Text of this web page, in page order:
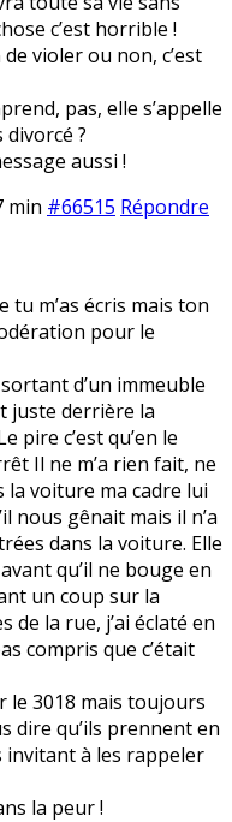
c’est horrible !
violer ou non, c’est
pas, elle s’appelle
divorcé ?
aussi !
min #66515 Répondre
tu m’as écris mais ton
pour le
d’un immeuble
juste derrière la
pire c’est qu’en le
Il ne m’a rien fait, ne
la voiture ma cadre lui
nous gênait mais il n’a
dans la voiture. Elle
qu’il ne bouge en
un coup sur la
de la rue, j’ai éclaté en
compris que c’était
le 3018 mais toujours
dire qu’ils prennent en
à les rappeler
la peur !